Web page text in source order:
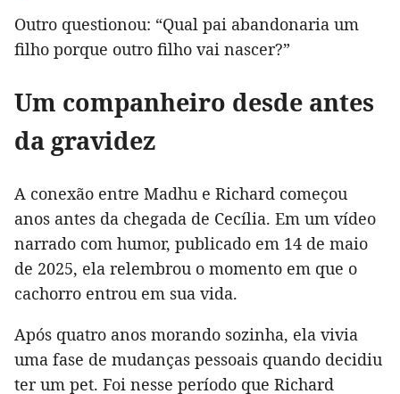
Outro questionou: “Qual pai abandonaria um
filho porque outro filho vai nascer?”
Um companheiro desde antes
da gravidez
A conexão entre Madhu e Richard começou
anos antes da chegada de Cecília. Em um vídeo
narrado com humor, publicado em 14 de maio
de 2025, ela relembrou o momento em que o
cachorro entrou em sua vida.
Após quatro anos morando sozinha, ela vivia
uma fase de mudanças pessoais quando decidiu
ter um pet. Foi nesse período que Richard